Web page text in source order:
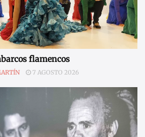
flamencos
7 AGOSTO 2026